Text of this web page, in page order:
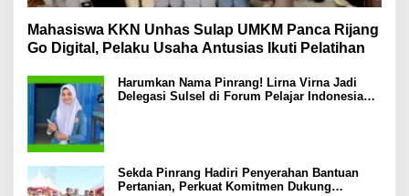
Mahasiswa KKN Unhas Sulap UMKM Panca Rijang
Go Digital, Pelaku Usaha Antusias Ikuti Pelatihan
Harumkan Nama Pinrang! Lirna Virna Jadi
Delegasi Sulsel di Forum Pelajar Indonesia
Sekda Pinrang Hadiri Penyerahan Bantuan
Pertanian, Perkuat Komitmen Dukung